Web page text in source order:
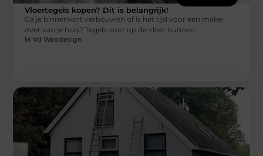
Vloertegels kopen? Dit is belangrijk!
Ga je binnenkort verbouwen of is het tijd voor een make-
over van je huis? Tegels voor op de vloer kunnen
M Vd Webdesign